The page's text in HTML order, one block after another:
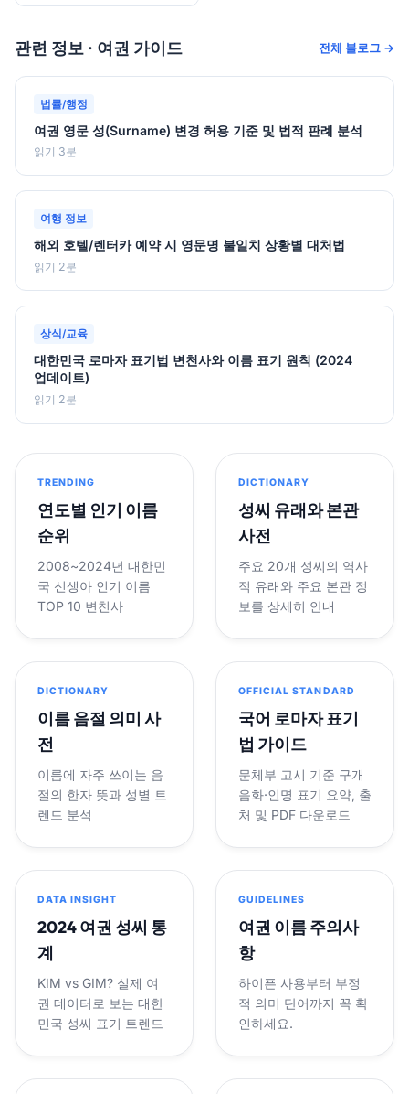
관련 정보 · 여권 가이드 전체 블로그 →
법률/행정
여권 영문 성(Surname) 변경 허용 기준 및 법적 판례 분석
읽기 3분
여행 정보
해외 호텔/렌터카 예약 시 영문명 불일치 상황별 대처법
읽기 2분
상식/교육
대한민국 로마자 표기법 변천사와 이름 표기 원칙 (2024
업데이트)
읽기 2분
TRENDING
연도별 인기 이름
순위
2008~2024년 대한민
국 신생아 인기 이름
TOP 10 변천사
DICTIONARY
성씨 유래와 본관
사전
주요 20개 성씨의 역사
적 유래와 주요 본관 정
보를 상세히 안내
DICTIONARY
이름 음절 의미 사
전
이름에 자주 쓰이는 음
절의 한자 뜻과 성별 트
렌드 분석
OFFICIAL STANDARD
국어 로마자 표기
법 가이드
문체부 고시 기준 구개
음화·인명 표기 요약, 출
처 및 PDF 다운로드
DATA INSIGHT
2024 여권 성씨 통
계
KIM vs GIM? 실제 여
권 데이터로 보는 대한
민국 성씨 표기 트렌드
GUIDELINES
여권 이름 주의사
항
하이픈 사용부터 부정
적 의미 단어까지 꼭 확
인하세요.